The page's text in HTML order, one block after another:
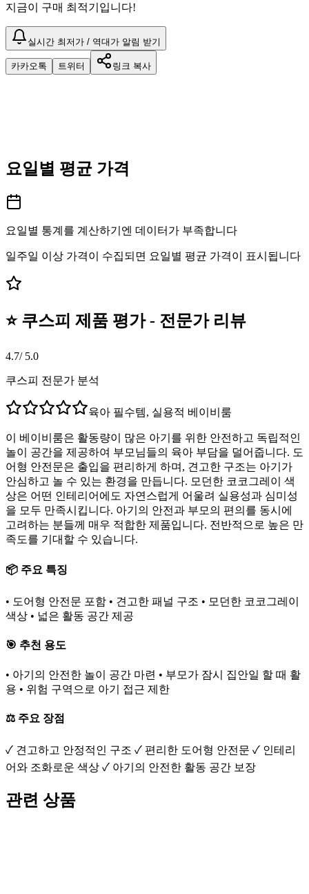
지금이 구매 최적기입니다!
실시간 최저가 / 역대가 알림 받기
카카오톡 트위터 링크 복사
요일별 평균 가격
요일별 통계를 계산하기엔 데이터가 부족합니다
일주일 이상 가격이 수집되면 요일별 평균 가격이 표시됩니다
⭐ 쿠스피 제품 평가 - 전문가 리뷰
4.7/ 5.0
쿠스피 전문가 분석
육아 필수템, 실용적 베이비룸
이 베이비룸은 활동량이 많은 아기를 위한 안전하고 독립적인
놀이 공간을 제공하여 부모님들의 육아 부담을 덜어줍니다. 도
어형 안전문은 출입을 편리하게 하며, 견고한 구조는 아기가
안심하고 놀 수 있는 환경을 만듭니다. 모던한 코코그레이 색
상은 어떤 인테리어에도 자연스럽게 어울려 실용성과 심미성
을 모두 만족시킵니다. 아기의 안전과 부모의 편의를 동시에
고려하는 분들께 매우 적합한 제품입니다. 전반적으로 높은 만
족도를 기대할 수 있습니다.
📦 주요 특징
• 도어형 안전문 포함 • 견고한 패널 구조 • 모던한 코코그레이
색상 • 넓은 활동 공간 제공
🎯 추천 용도
• 아기의 안전한 놀이 공간 마련 • 부모가 잠시 집안일 할 때 활
용 • 위험 구역으로 아기 접근 제한
⚖️ 주요 장점
✓ 견고하고 안정적인 구조 ✓ 편리한 도어형 안전문 ✓ 인테리
어와 조화로운 색상 ✓ 아기의 안전한 활동 공간 보장
관련 상품